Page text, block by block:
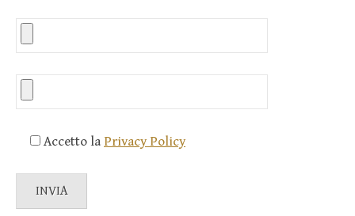
Accetto la Privacy Policy